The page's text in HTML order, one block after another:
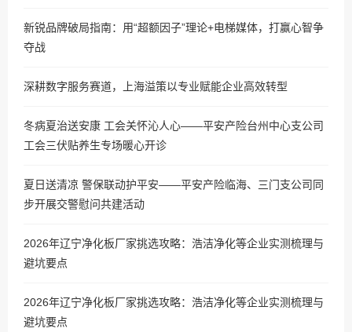
新锐品牌破局指南：用“超额因子”理论+电梯媒体，打赢心智争
夺战
深耕数字服务赛道，上海溢策以专业赋能企业高效转型
冬病夏治送安康 工会关怀沁人心——平安产险台州中心支公司
工会三伏贴养生专场暖心开诊
夏日送清凉 警保联动护平安——平安产险临海、三门支公司同
步开展交警慰问共建活动
2026年辽宁净化板厂家挑选攻略：浩洁净化等企业实测梳理与
避坑要点
2026年辽宁净化板厂家挑选攻略：浩洁净化等企业实测梳理与
避坑要点